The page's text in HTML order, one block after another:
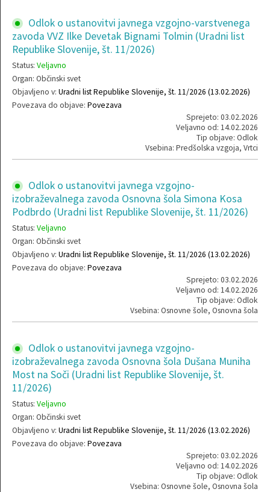
Odlok o ustanovitvi javnega vzgojno-varstvenega
zavoda VVZ Ilke Devetak Bignami Tolmin (Uradni list
Republike Slovenije, št. 11/2026)
Status: Veljavno
Organ: Občinski svet
Objavljeno v: Uradni list Republike Slovenije, št. 11/2026 (13.02.2026)
Povezava do objave: Povezava
Sprejeto: 03.02.2026
Veljavno od: 14.02.2026
Tip objave: Odlok
Vsebina: Predšolska vzgoja, Vrtci
Odlok o ustanovitvi javnega vzgojno-
izobraževalnega zavoda Osnovna šola Simona Kosa
Podbrdo (Uradni list Republike Slovenije, št. 11/2026)
Status: Veljavno
Organ: Občinski svet
Objavljeno v: Uradni list Republike Slovenije, št. 11/2026 (13.02.2026)
Povezava do objave: Povezava
Sprejeto: 03.02.2026
Veljavno od: 14.02.2026
Tip objave: Odlok
Vsebina: Osnovne šole, Osnovna šola
Odlok o ustanovitvi javnega vzgojno-
izobraževalnega zavoda Osnovna šola Dušana Muniha
Most na Soči (Uradni list Republike Slovenije, št.
11/2026)
Status: Veljavno
Organ: Občinski svet
Objavljeno v: Uradni list Republike Slovenije, št. 11/2026 (13.02.2026)
Povezava do objave: Povezava
Sprejeto: 03.02.2026
Veljavno od: 14.02.2026
Tip objave: Odlok
Vsebina: Osnovne šole, Osnovna šola